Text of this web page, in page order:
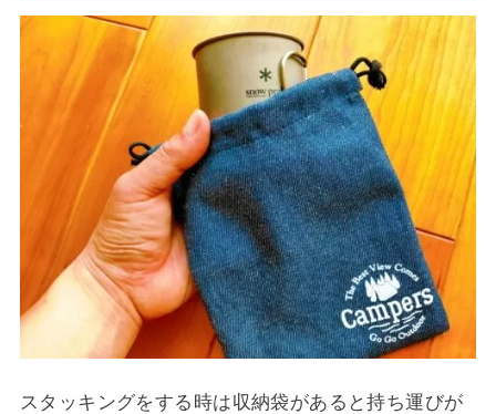
スタッキングをする時は収納袋があると持ち運びが